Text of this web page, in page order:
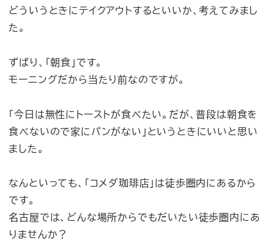
どういうときにテイクアウトするといいか、考えてみまし
た。
ずばり、「朝食」です。
モーニングだから当たり前なのですが。
「今日は無性にトーストが食べたい。だが、普段は朝食を
食べないので家にパンがない」というときにいいと思い
ました。
なんといっても、「コメダ珈琲店」は徒歩圏内にあるから
です。
名古屋では、どんな場所からでもだいたい徒歩圏内にあ
りませんか？